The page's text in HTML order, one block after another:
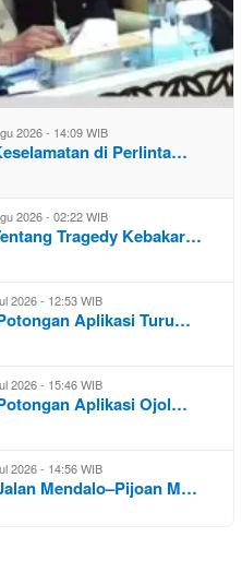
2026 - 14:09 WIB
di Perlinta…
2026 - 02:22 WIB
Tragedy Kebakar…
2026 - 12:53 WIB
Aplikasi Turu…
2026 - 15:46 WIB
Aplikasi Ojol…
2026 - 14:56 WIB
Mendalo–Pijoan M…